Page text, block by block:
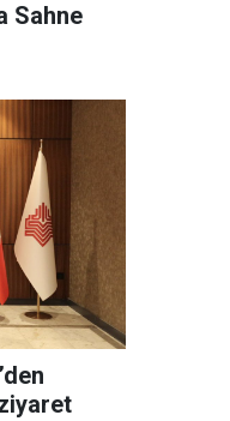
Sahne